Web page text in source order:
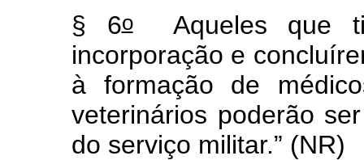
§ 6oAqueles que
incorporação e
à formação de
veterinários poderão
do serviço militar.” (NR)